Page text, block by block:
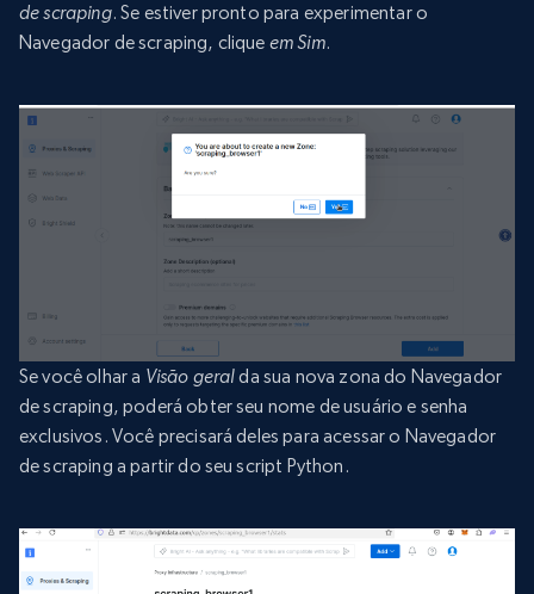
de scraping. Se estiver pronto para experimentar o
Navegador de scraping, clique em Sim.
Se você olhar a Visão geralda sua nova zona do Navegador
de scraping, poderá obter seu nome de usuário e senha
exclusivos. Você precisará deles para acessar o Navegador
de scraping a partir do seu script Python.